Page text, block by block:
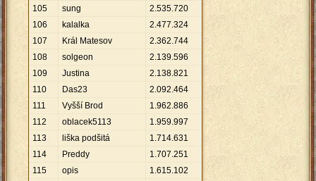
105
sung 2.535.720
106
kalalka 2.477.324
107
Král Matesov 2.362.744
108
solgeon 2.139.596
109
Justina 2.138.821
110
Das23 2.092.464
111
Vyšší Brod 1.962.886
112
oblacek5113 1.959.997
113
liška podšitá 1.714.631
114
Preddy 1.707.251
115
opis 1.615.102